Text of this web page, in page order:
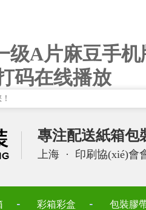
级A片麻豆手
码在线播放
專注配送紙箱包
上海 · 印刷協(xié)會
彩箱彩盒 包裝膠